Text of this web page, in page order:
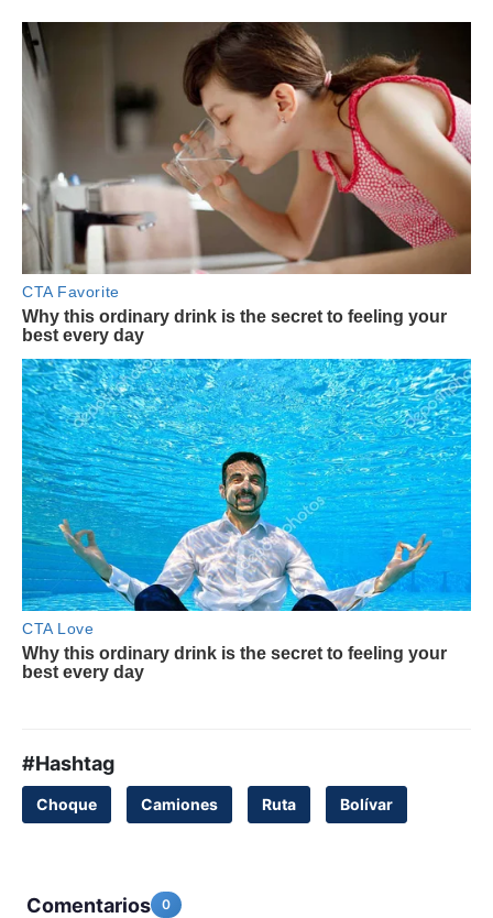
#Hashtag
Choque Camiones Ruta Bolívar
Comentarios 0